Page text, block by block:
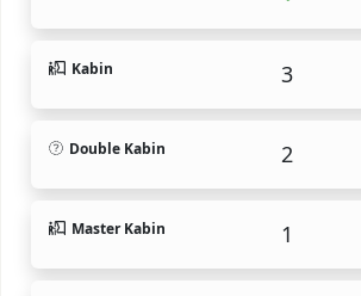
Kabin 3
Double Kabin 2
Master Kabin 1